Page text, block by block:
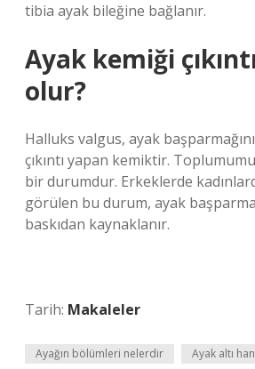
tibia ayak bileğine bağlanır.
Ayak kemiği
olur?
Halluks valgus, ayak
çıkıntı yapan kemiktir.
bir durumdur. Erkeklerde
görülen bu durum, ayak
baskıdan kaynaklanır.
Tarih: Makaleler
Ayağın bölümleri nelerdir Ayak altı